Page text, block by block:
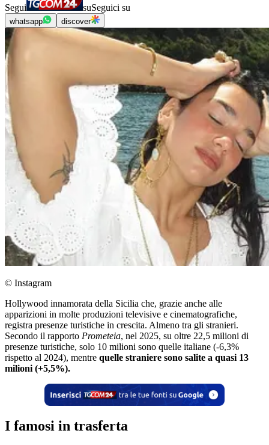
Segui suSeguici su
whatsapp discover
© Instagram
Hollywood innamorata della Sicilia che, grazie anche alle
apparizioni in molte produzioni televisive e cinematografiche,
registra presenze turistiche in crescita. Almeno tra gli stranieri.
Secondo il rapporto Prometeia, nel 2025, su oltre 22,5 milioni di
presenze turistiche, solo 10 milioni sono quelle italiane (-6,3%
rispetto al 2024), mentre quelle straniere sono salite a quasi 13
milioni (+5,5%).
I famosi in trasferta